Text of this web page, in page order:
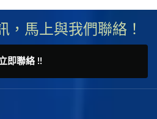
，馬上與我們聯絡！
即聯絡 !!